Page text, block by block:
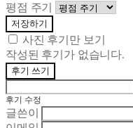
평점 주기
저장하기
사진 후기만 보기
작성된 후기가 없습니다.
후기 쓰기
후기 수정
글쓴이